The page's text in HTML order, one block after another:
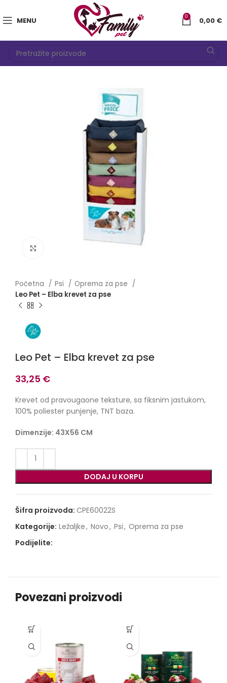
MENU 0 0,00 €
Početna Psi
Oprema za pse
Leo Pet – Elba krevet za pse
Leo Pet – Elba krevet za pse
33,25 €
Krevet od pravougaone teksture, sa fiksnim jastukom,
100% poliester punjenje, TNT baza.
Dimenzije: 43X56 CM
DODAJ U KORPU
Šifra proizvoda: CPE60022S
Kategorije: Ležaljke, Novo, Psi, Oprema za pse
Podijelite:
Povezani proizvodi